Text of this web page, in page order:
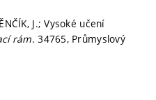
J.; Vysoké učení
rám. 34765, Průmyslový